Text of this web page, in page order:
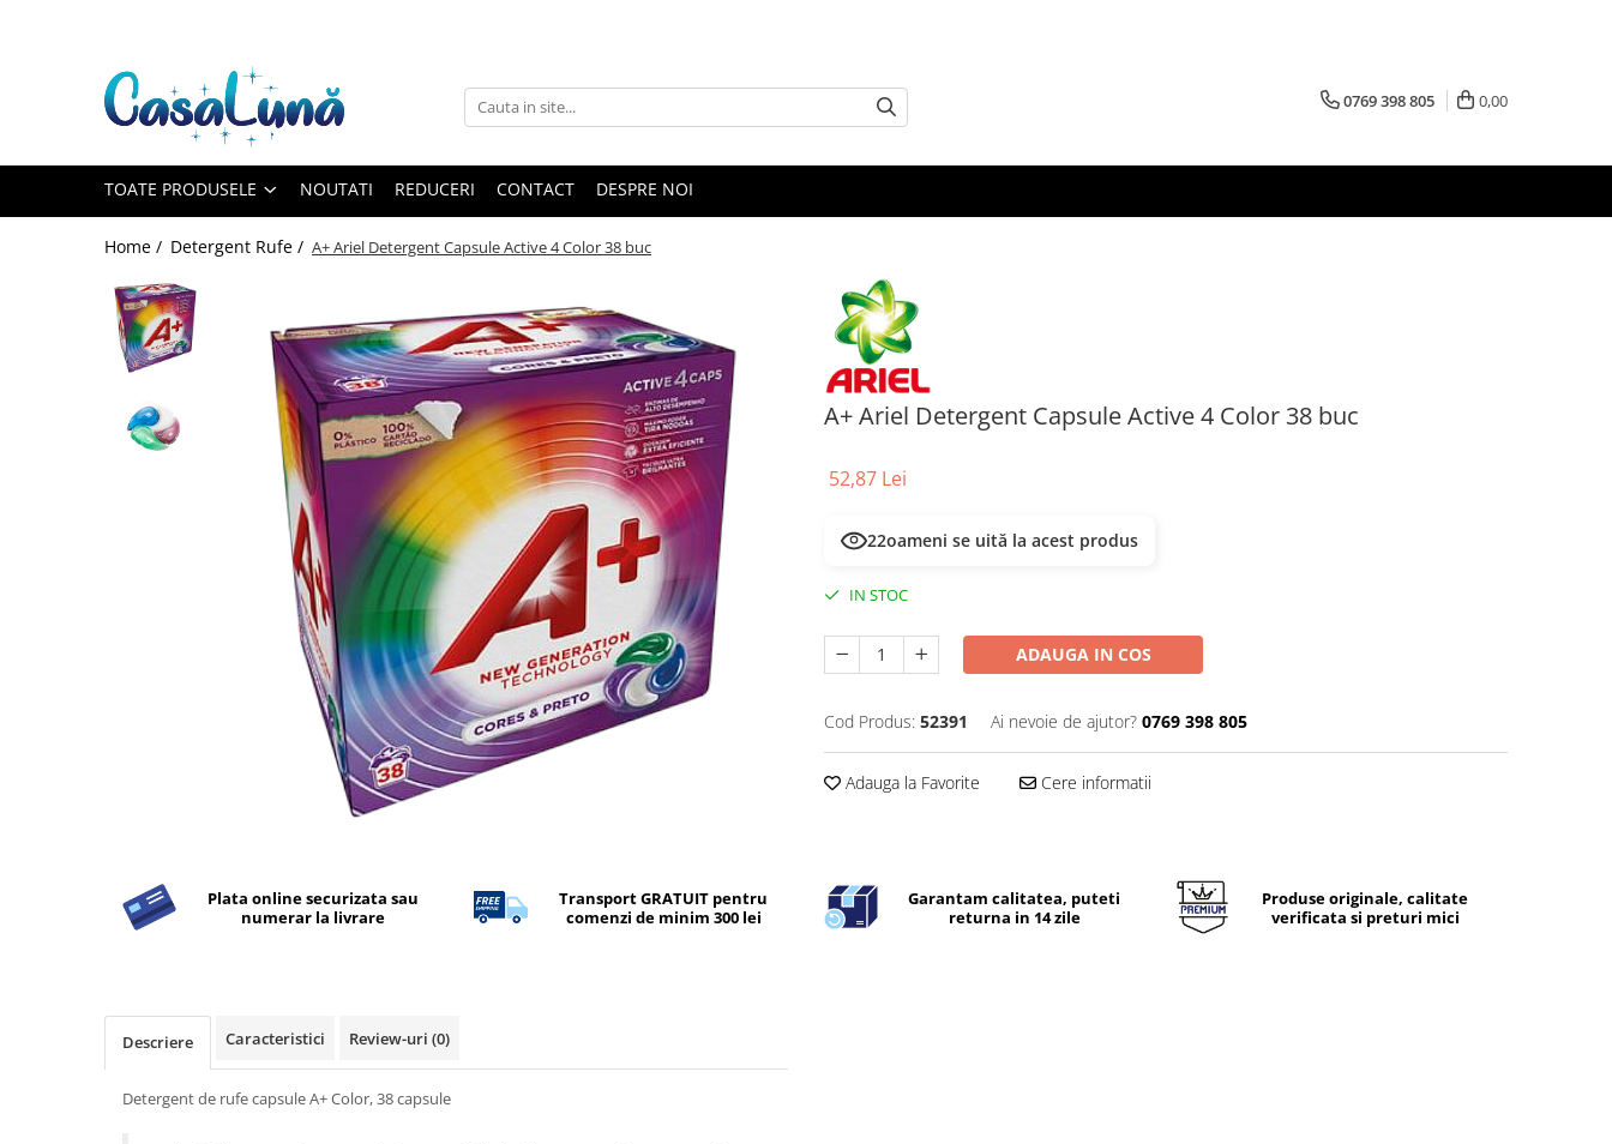
Toate Produsele
Gamma D'ORO
Gamma D'ORO Odorizant Cu
EYFEL Odorizant Auto 10 ml
EYFEL Odorizant Camera cu
Betisoare 120 ml
EYFEL Spray Odorizant 400 ml
LORIS Odorizant cu Betisoare 120
Solutii de scos pete
Produse de uz casnic
Produse de uz casnic
0769 398 805 0,00
TOATE PRODUSELE NOUTATI REDUCERI CONTACT DESPRE NOI
Home / Detergent Rufe / A+ Ariel Detergent Capsule Active 4 Color 38 buc
A+ Ariel Detergent Capsule Active 4 Color 38 buc
52,87 Lei
22oameni se uită la acest produs
IN STOC
ADAUGA IN COS
Cod Produs: 52391 Ai nevoie de ajutor? 0769 398 805
Adauga la Favorite Cere informatii
Plata online securizata sau
numerar la livrare
Transport GRATUIT pentru
comenzi de minim 300 lei
Garantam calitatea, puteti
returna in 14 zile
Produse originale, calitate
verificata si preturi mici
Descriere Caracteristici Review-uri (0)
Detergent de rufe capsule A+ Color, 38 capsule